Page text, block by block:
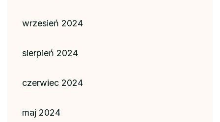
wrzesień 2024
sierpień 2024
czerwiec 2024
maj 2024